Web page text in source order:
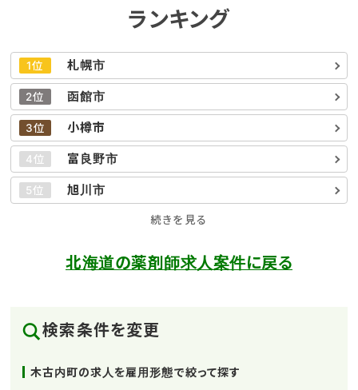
ランキング
1位 札幌市
2位 函館市
3位 小樽市
4位 富良野市
5位 旭川市
続きを見る
北海道の薬剤師求人案件に戻る
検索条件を変更
木古内町の求人を雇用形態で絞って探す